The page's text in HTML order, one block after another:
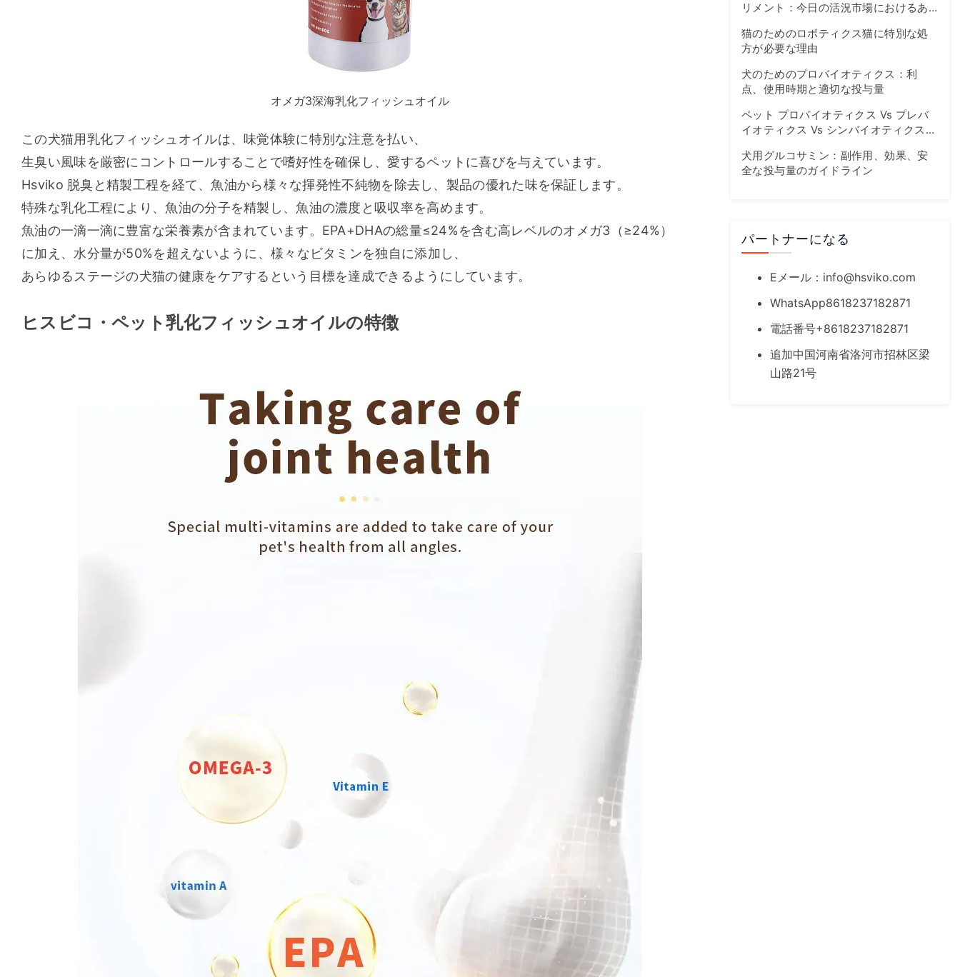
オメガ3深海乳化フィッシュオイル
この犬猫用乳化フィッシュオイルは、味覚体験に特別な注意を払い、
生臭い風味を厳密にコントロールすることで嗜好性を確保し、愛するペットに喜びを与えています。
Hsviko 脱臭と精製工程を経て、魚油から様々な揮発性不純物を除去し、製品の優れた味を保証します。
特殊な乳化工程により、魚油の分子を精製し、魚油の濃度と吸収率を高めます。
魚油の一滴一滴に豊富な栄養素が含まれています。EPA+DHAの総量≤24%を含む高レベルのオメガ3（≥24%）
に加え、水分量が50%を超えないように、様々なビタミンを独自に添加し、
あらゆるステージの犬猫の健康をケアするという目標を達成できるようにしています。
ヒスビコ・ペット乳化フィッシュオイルの特徴
リメント：今日の活況市場におけるあ
猫のためのロボティクス猫に特別な処
方が必要な理由
犬のためのプロバイオティクス：利
点、使用時期と適切な投与量
ペット プロバイオティクス Vs プレバ
イオティクス Vs シンバイオティクス：
犬用グルコサミン：副作用、効果、安
全な投与量のガイドライン
パートナーになる
Eメール： info@hsviko.com
WhatsApp8618237182871
電話番号+8618237182871
追加中国河南省洛河市招林区梁
山路21号